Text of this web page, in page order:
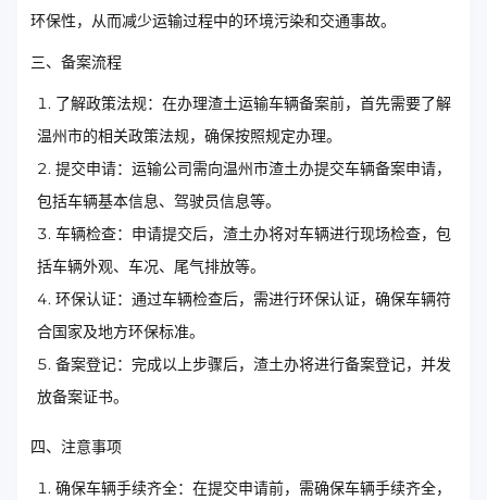
环保性，从而减少运输过程中的环境污染和交通事故。
三、备案流程
了解政策法规：在办理渣土运输车辆备案前，首先需要了解
温州市的相关政策法规，确保按照规定办理。
提交申请：运输公司需向温州市渣土办提交车辆备案申请，
包括车辆基本信息、驾驶员信息等。
车辆检查：申请提交后，渣土办将对车辆进行现场检查，包
括车辆外观、车况、尾气排放等。
环保认证：通过车辆检查后，需进行环保认证，确保车辆符
合国家及地方环保标准。
备案登记：完成以上步骤后，渣土办将进行备案登记，并发
放备案证书。
四、注意事项
确保车辆手续齐全：在提交申请前，需确保车辆手续齐全，